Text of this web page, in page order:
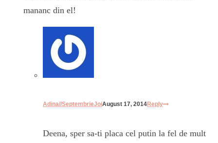
mananc din el!
Adina//SeptembrieJoiAugust 17, 2014Reply
Deena, sper sa-ti placa cel putin la fel de mult